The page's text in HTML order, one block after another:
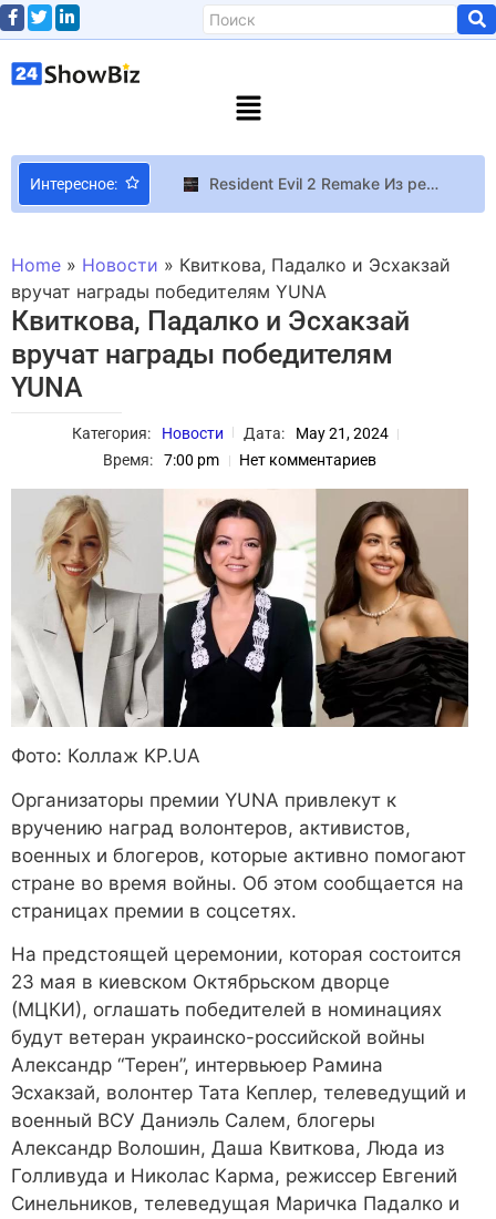
Интересное:
Resident Evil 2 Remake Из ремейков Resident Evil 2 и Resident Evil 3 убрали возможность включить трассировку лучей
Машины-монстры: MSC Tessa – самый большой контейнеровоз в мире на сегодняшний день Информация
Home » Новости » Квиткова, Падалко и Эсхакзай
вручат награды победителям YUNA
Квиткова, Падалко и Эсхакзай
вручат награды победителям
YUNA
Категория: Новости Дата:
May 21, 2024
Время:
7:00 pm Нет комментариев
Фото: Коллаж KP.UA
Организаторы премии YUNA привлекут к
вручению наград волонтеров, активистов,
военных и блогеров, которые активно помогают
стране во время войны. Об этом сообщается на
страницах премии в соцсетях.
На предстоящей церемонии, которая состоится
23 мая в киевском Октябрьском дворце
(МЦКИ), оглашать победителей в номинациях
будут ветеран украинско-российской войны
Александр “Терен”, интервьюер Рамина
Эсхакзай, волонтер Тата Кеплер, телеведущий и
военный ВСУ Даниэль Салем, блогеры
Александр Волошин, Даша Квиткова, Люда из
Голливуда и Николас Карма, режиссер Евгений
Синельников, телеведущая Маричка Падалко и